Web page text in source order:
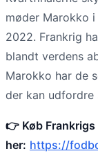
møder Marokko
2022. Frankrig
blandt verdens
Marokko har de
der kan
👉 Køb
her: https://